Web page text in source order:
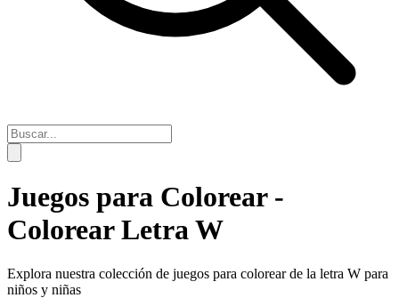
Juegos para Colorear -
Colorear Letra W
Explora nuestra colección de juegos para colorear de la letra W para
niños y niñas